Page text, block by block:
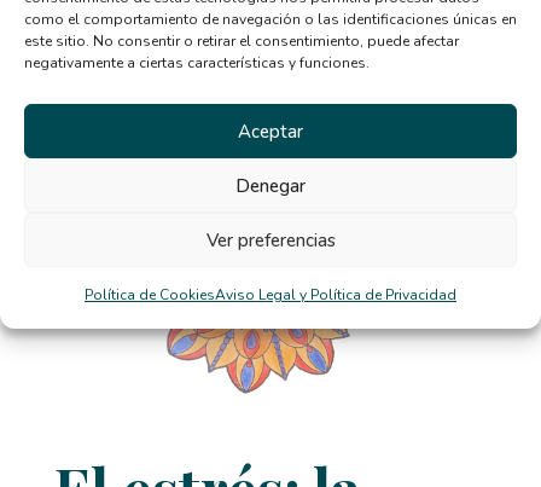
como el comportamiento de navegación o las identificaciones únicas en
este sitio. No consentir o retirar el consentimiento, puede afectar
negativamente a ciertas características y funciones.
Aceptar
Denegar
Ver preferencias
Política de CookiesAviso Legal y Política de Privacidad
el mundo o las personas conspiran a favor de unx
mismx. Es una palabra de origen griego que